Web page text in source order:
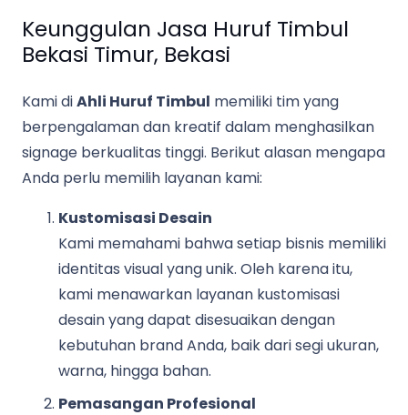
Keunggulan Jasa Huruf Timbul
Bekasi Timur, Bekasi
Kami diAhli Huruf Timbul memiliki tim yang
berpengalaman dan kreatif dalam menghasilkan
signage berkualitas tinggi. Berikut alasan mengapa
Anda perlu memilih layanan kami:
Kustomisasi Desain
Kami memahami bahwa setiap bisnis memiliki
identitas visual yang unik. Oleh karena itu,
kami menawarkan layanan kustomisasi
desain yang dapat disesuaikan dengan
kebutuhan brand Anda, baik dari segi ukuran,
warna, hingga bahan.
Pemasangan Profesional